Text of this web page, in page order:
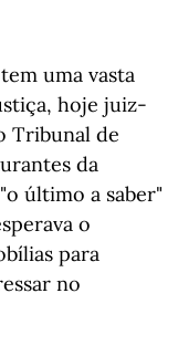
uma vasta
hoje juiz-
Tribunal de
da
último a saber"
o
para
no